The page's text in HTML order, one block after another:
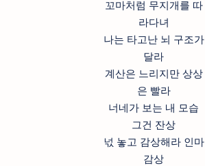
꼬마처럼 무지개를 따
라다녀
나는 타고난 뇌 구조가
달라
계산은 느리지만 상상
은 빨라
너네가 보는 내 모습
그건 잔상
넋 놓고 감상해라 인마
감상